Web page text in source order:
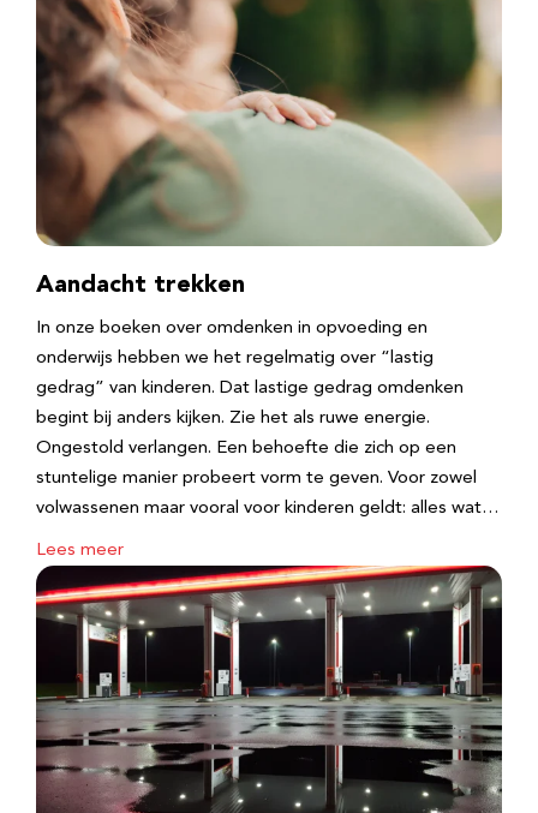
Aandacht trekken
In onze boeken over omdenken in opvoeding en
onderwijs hebben we het regelmatig over “lastig
gedrag” van kinderen. Dat lastige gedrag omdenken
begint bij anders kijken. Zie het als ruwe energie.
Ongestold verlangen. Een behoefte die zich op een
stuntelige manier probeert vorm te geven. Voor zowel
volwassenen maar vooral voor kinderen geldt: alles wat…
Lees meer